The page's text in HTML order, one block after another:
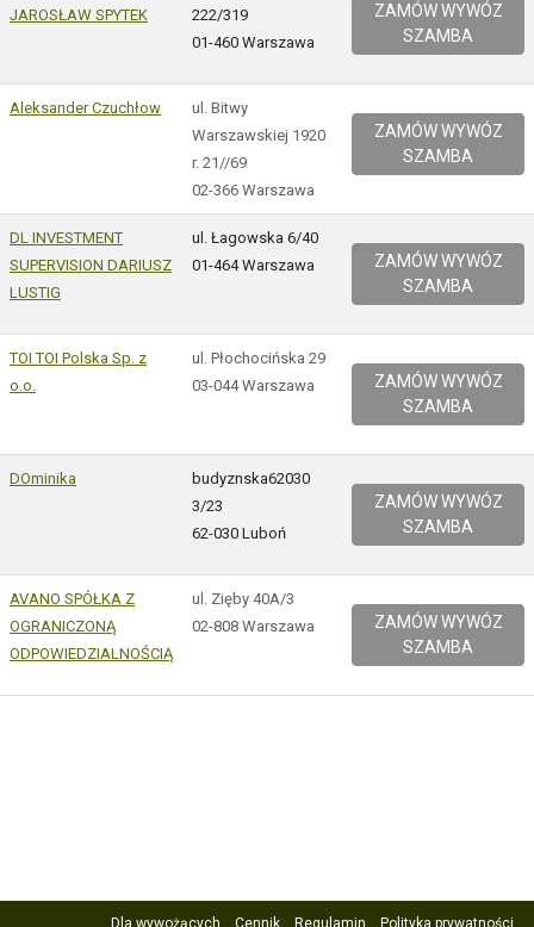
JAROSŁAW SPYTEK
222/319
01-460 Warszawa
ZAMÓW WYWÓZ
SZAMBA
Aleksander Czuchłow
ul. Bitwy
Warszawskiej 1920
r. 21//69
02-366 Warszawa
ZAMÓW WYWÓZ
SZAMBA
DL INVESTMENT
SUPERVISION DARIUSZ
LUSTIG
ul. Łagowska 6/40
01-464 Warszawa
ZAMÓW WYWÓZ
SZAMBA
TOI TOI Polska Sp. z
o.o.
ul. Płochocińska 29
03-044 Warszawa
ZAMÓW WYWÓZ
SZAMBA
DOminika
budyznska62030
3/23
62-030 Luboń
ZAMÓW WYWÓZ
SZAMBA
AVANO SPÓŁKA Z
OGRANICZONĄ
ODPOWIEDZIALNOŚCIĄ
ul. Zięby 40A/3
02-808 Warszawa
ZAMÓW WYWÓZ
SZAMBA